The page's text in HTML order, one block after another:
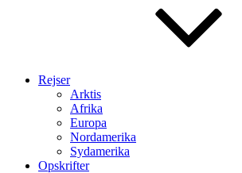
Rejser
Arktis
Afrika
Europa
Nordamerika
Sydamerika
Opskrifter